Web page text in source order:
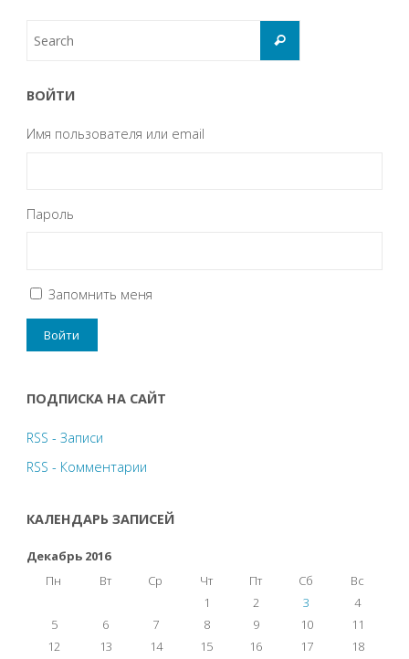
ВОЙТИ
Имя пользователя или email
Пароль
Запомнить меня
ПОДПИСКА НА САЙТ
RSS - Записи
RSS - Комментарии
КАЛЕНДАРЬ ЗАПИСЕЙ
Декабрь 2016
Пн
Вт Ср Чт Пт Сб Вс
1 2 3
4
5
6 7 8 9 10
11
12
13 14 15 16 17
18